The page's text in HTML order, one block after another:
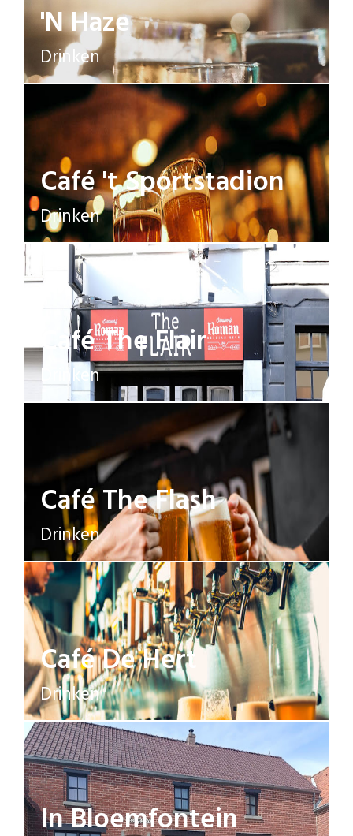
'N Haze
Drinken
Café 't Sportstadion
Drinken
Café The Flair
Drinken
Café The Flash
Drinken
Café De Hert
Drinken
In Bloemfontein